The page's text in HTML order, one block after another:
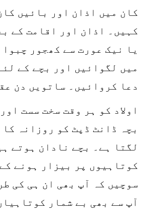
کان میں اذان اور بائیں
کہیں۔ اذان اور اقامت کے
یا نیک عورت سے کھجور
میں لگوائیں اور بچے کے
دعا کروائیں۔ ساتویں دن
اولاد کو ہر وقت سخت سست
بچہ ڈانٹ ڈپٹ کو روزانہ
لگتا ہے۔ بچے نادان ہوتے
کوتاہیوں پر بیزار ہونے کے
سوچیں کہ آپ بھی ان ہی کی
آپ سے بھی بے شمار